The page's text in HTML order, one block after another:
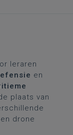
leraren
en
plaats van
drone